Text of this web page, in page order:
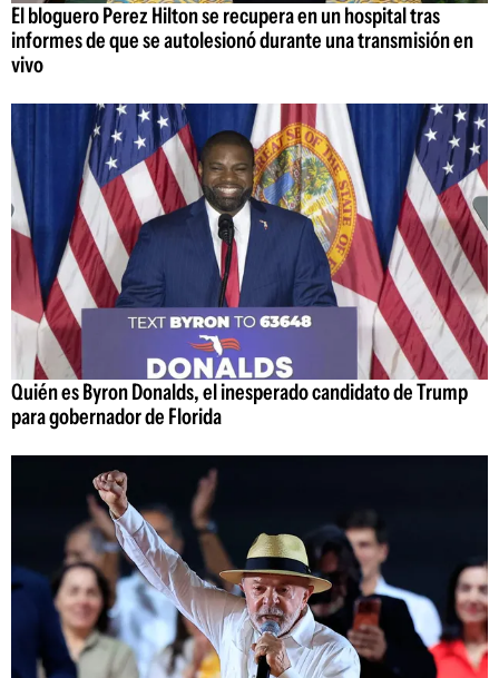
El bloguero Perez Hilton se recupera en un hospital tras
informes de que se autolesionó durante una transmisión en
vivo
Quién es Byron Donalds, el inesperado candidato de Trump
para gobernador de Florida